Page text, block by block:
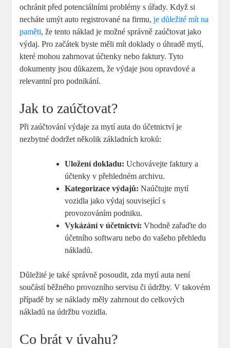
ochránit před potenciálními problémy s úřady. Když si
necháte umýt auto registrované na firmu,je důležité mít na
paměti, že tento náklad je možné správně zaúčtovat jako
výdaj. Pro začátek byste měli mít doklady o úhradě mytí,
které mohou zahrnovat účtenky nebo faktury. Tyto
dokumenty jsou důkazem, že výdaje jsou opravdové a
relevantní pro podnikání.
Jak to zaúčtovat?
Při zaúčtování výdaje za mytí auta do účetnictví je
nezbytné dodržet několik základních kroků:
Uložení dokladu: Uchovávejte faktury a
účtenky v přehledném archivu.
Kategorizace výdajů: Naúčtujte mytí
vozidla jako výdaj související s
provozováním podniku.
Vykázání v účetnictví: Vhodně zařaďte do
účetního softwaru nebo do vašeho přehledu
nákladů.
Důležité je také správně posoudit, zda mytí auta není
součástí běžného provozního servisu či údržby. V takovém
případě by se náklady měly zahrnout do celkových
nákladů na údržbu vozidla.
Co brát v úvahu?